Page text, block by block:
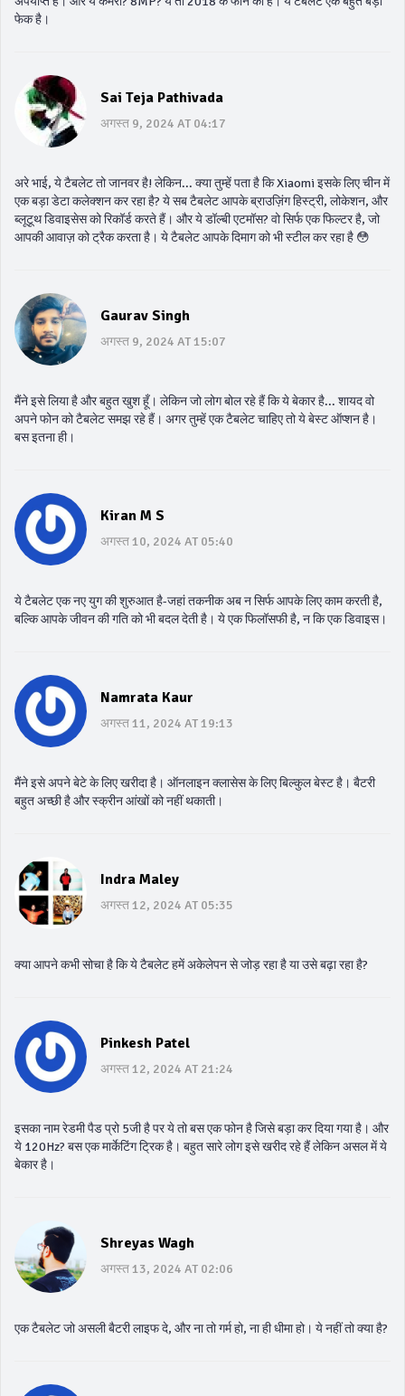
फेक है।
Sai Teja Pathivada
अगस्त 9, 2024 AT 04:17
अरे भाई, ये टैबलेट तो जानवर है! लेकिन... क्या तुम्हें पता है कि Xiaomi इसके लिए चीन में
एक बड़ा डेटा कलेक्शन कर रहा है? ये सब टैबलेट आपके ब्राउज़िंग हिस्ट्री, लोकेशन, और
ब्लूटूथ डिवाइसेस को रिकॉर्ड करते हैं। और ये डॉल्बी एटमॉस? वो सिर्फ एक फिल्टर है, जो
आपकी आवाज़ को ट्रैक करता है। ये टैबलेट आपके दिमाग को भी स्टील कर रहा है 😳
Gaurav Singh
अगस्त 9, 2024 AT 15:07
मैंने इसे लिया है और बहुत खुश हूँ। लेकिन जो लोग बोल रहे हैं कि ये बेकार है... शायद वो
अपने फोन को टैबलेट समझ रहे हैं। अगर तुम्हें एक टैबलेट चाहिए तो ये बेस्ट ऑप्शन है।
बस इतना ही।
Kiran M S
अगस्त 10, 2024 AT 05:40
ये टैबलेट एक नए युग की शुरुआत है-जहां तकनीक अब न सिर्फ आपके लिए काम करती है,
बल्कि आपके जीवन की गति को भी बदल देती है। ये एक फिलॉसफी है, न कि एक डिवाइस।
Namrata Kaur
अगस्त 11, 2024 AT 19:13
मैंने इसे अपने बेटे के लिए खरीदा है। ऑनलाइन क्लासेस के लिए बिल्कुल बेस्ट है। बैटरी
बहुत अच्छी है और स्क्रीन आंखों को नहीं थकाती।
Indra Maley
अगस्त 12, 2024 AT 05:35
क्या आपने कभी सोचा है कि ये टैबलेट हमें अकेलेपन से जोड़ रहा है या उसे बढ़ा रहा है?
Pinkesh Patel
अगस्त 12, 2024 AT 21:24
इसका नाम रेडमी पैड प्रो 5जी है पर ये तो बस एक फोन है जिसे बड़ा कर दिया गया है। और
ये 120Hz? बस एक मार्केटिंग ट्रिक है। बहुत सारे लोग इसे खरीद रहे हैं लेकिन असल में ये
बेकार है।
Shreyas Wagh
अगस्त 13, 2024 AT 02:06
एक टैबलेट जो असली बैटरी लाइफ दे, और ना तो गर्म हो, ना ही धीमा हो। ये नहीं तो क्या है?